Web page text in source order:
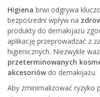
Higiena brwi odgrywa
bezpośredni wpływ na
produkty do demakijażu
aplikację przeprowadzać z
higienicznych. Niezwykle
przeterminowanych
akcesoriów do demakijażu.
Aby zminimalizować ryzyko